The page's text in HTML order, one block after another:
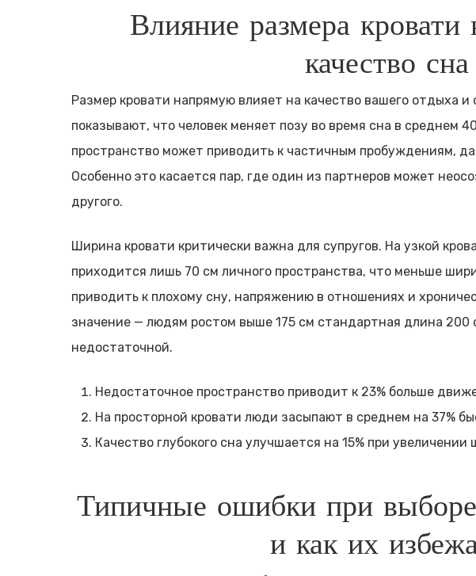
Влияние размера
качество сна
Размер кровати напрямую влияет на качество вашего отдыха
показывают, что человек меняет позу во время сна в среднем
пространство может приводить к частичным пробуждениям,
Особенно это касается пар, где один из партнеров может
другого.
Ширина кровати критически важна для супругов. На узкой
приходится лишь 70 см личного пространства, что меньше
приводить к плохому сну, напряжению в отношениях и
значение — людям ростом выше 175 см стандартная длина 200
недостаточной.
Недостаточное пространство приводит к 23% больше
На просторной кровати люди засыпают в среднем на 37%
Качество глубокого сна улучшается на 15% при
Типичные ошибки при выборе
и как их